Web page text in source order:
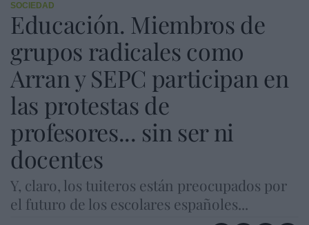
SOCIEDAD
Educación. Miembros de
grupos radicales como
Arran y SEPC participan en
las protestas de
profesores... sin ser ni
docentes
Y, claro, los tuiteros están preocupados por
el futuro de los escolares españoles...